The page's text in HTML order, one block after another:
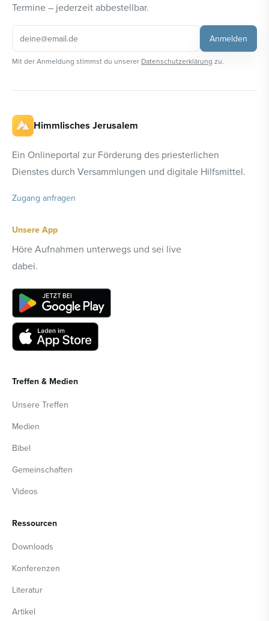
Termine – jederzeit abbestellbar.
Anmelden
Mit der Anmeldung stimmst du unserer Datenschutzerklärung zu.
Himmlisches Jerusalem
Ein Onlineportal zur Förderung des priesterlichen
Dienstes durch Versammlungen und digitale Hilfsmittel.
Zugang anfragen
Unsere App
Höre Aufnahmen unterwegs und sei live
dabei.
Treffen & Medien
Unsere Treffen
Medien
Bibel
Gemeinschaften
Videos
Ressourcen
Downloads
Konferenzen
Literatur
Artikel